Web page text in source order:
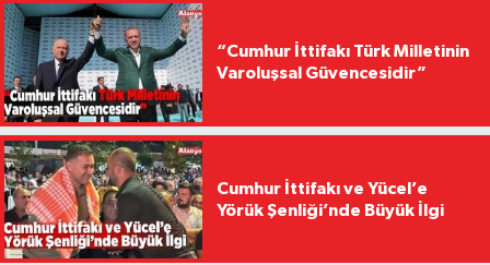
“Cumhur İttifakı Türk Milletinin
Varoluşsal Güvencesidir”
Cumhur İttifakı ve Yücel’e
Yörük Şenliği’nde Büyük İlgi